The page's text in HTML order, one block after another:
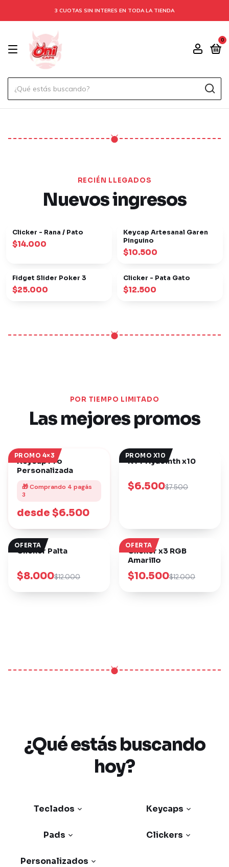
3 CUOTAS SIN INTERES EN TODA LA TIENDA
0
7 en 1
Comprar Cleaner Consultar por WhatsApp
RECIÉN LLEGADOS
Nuevos ingresos
NUEVO
Clicker - Rana / Pato
$14.000
NUEVO
Keycap Artesanal Garen
Pinguino
$10.500
NUEVO
Fidget Slider Poker 3
$25.000
NUEVO
Clicker - Pata Gato
$12.500
POR TIEMPO LIMITADO
Las mejores promos
PROMO 4×3
Keycap Pro
Personalizada
🎁 Comprando 4 pagás
3
desde $6.500
PROMO X10
KTT Hyacinth x10
$6.500$7.500
OFERTA
Clicker Palta
$8.000$12.000
OFERTA
Clicker x3 RGB
Amarillo
$10.500$12.000
Comprar Comprar
¿Qué estás buscando
hoy?
Teclados Keycaps
Pads Clickers
Personalizados